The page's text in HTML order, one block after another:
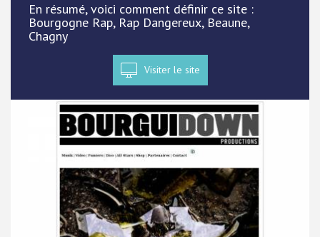
En résumé, voici comment définir ce site :
Bourgogne Rap, Rap Dangereux, Beaune,
Chagny
Visiter le site